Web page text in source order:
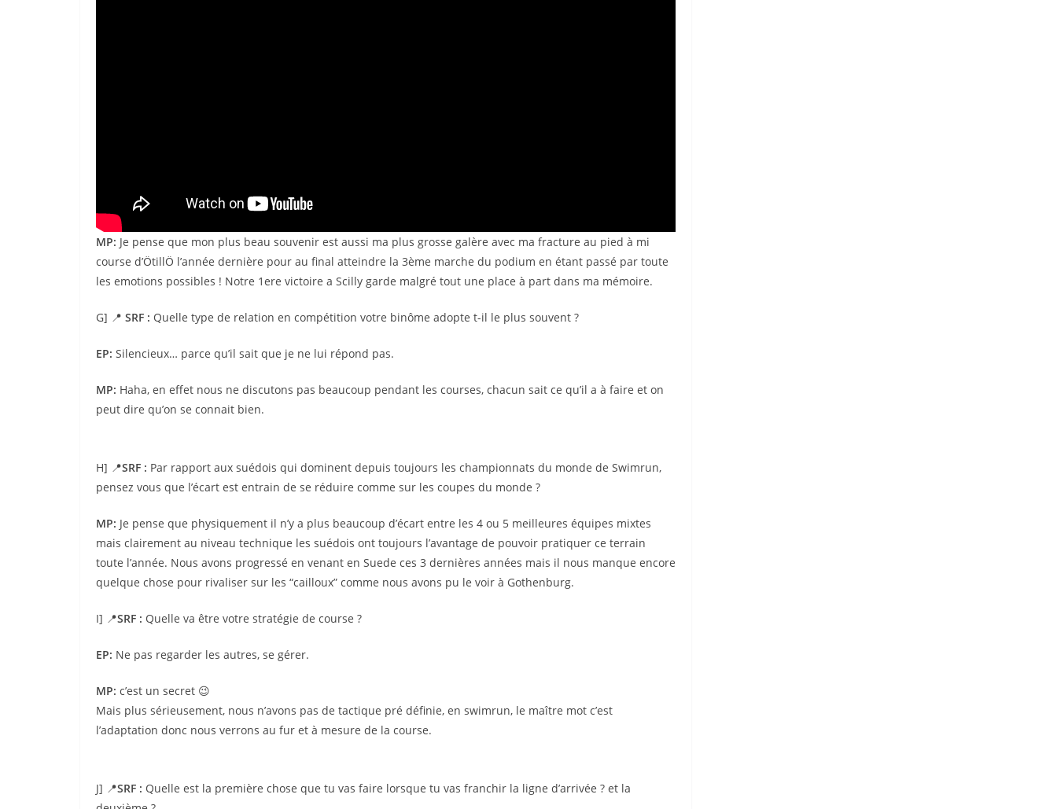
MP: Je pense que mon plus beau souvenir est aussi ma plus grosse galère avec ma fracture au pied à mi
course d’ÖtillÖ l’année dernière pour au final atteindre la 3ème marche du podium en étant passé par toute
les emotions possibles ! Notre 1ere victoire a Scilly garde malgré tout une place à part dans ma mémoire.
G] 📍 SRF : Quelle type de relation en compétition votre binôme adopte t-il le plus souvent ?
EP: Silencieux… parce qu’il sait que je ne lui répond pas.
MP: Haha, en effet nous ne discutons pas beaucoup pendant les courses, chacun sait ce qu’il a à faire et on
peut dire qu’on se connait bien.
H] 📍SRF : Par rapport aux suédois qui dominent depuis toujours les championnats du monde de Swimrun,
pensez vous que l’écart est entrain de se réduire comme sur les coupes du monde ?
MP: Je pense que physiquement il n’y a plus beaucoup d’écart entre les 4 ou 5 meilleures équipes mixtes
mais clairement au niveau technique les suédois ont toujours l’avantage de pouvoir pratiquer ce terrain
toute l’année. Nous avons progressé en venant en Suede ces 3 dernières années mais il nous manque encore
quelque chose pour rivaliser sur les “cailloux” comme nous avons pu le voir à Gothenburg.
I] 📍SRF : Quelle va être votre stratégie de course ?
EP: Ne pas regarder les autres, se gérer.
MP: c’est un secret 😉
Mais plus sérieusement, nous n’avons pas de tactique pré définie, en swimrun, le maître mot c’est
l’adaptation donc nous verrons au fur et à mesure de la course.
J] 📍SRF : Quelle est la première chose que tu vas faire lorsque tu vas franchir la ligne d’arrivée ? et la